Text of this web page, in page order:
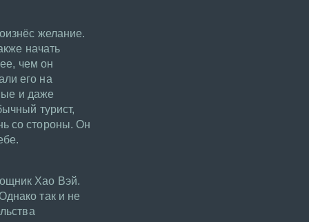
желание.
начать
чем он
его на
и даже
турист,
со стороны. Он
Хао Вэй.
так и не